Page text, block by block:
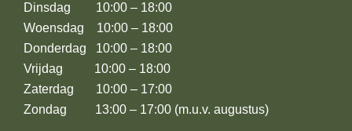
Dinsdag 10:00 – 18:00
Woensdag 10:00 – 18:00
Donderdag 10:00 – 18:00
Vrijdag 10:00 – 18:00
Zaterdag 10:00 – 17:00
Zondag 13:00 – 17:00 (m.u.v. augustus)